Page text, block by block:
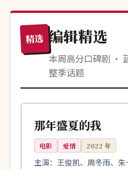
精选 编辑精选
本周高分口碑剧 ·
整季话题
中国
完结
那年盛夏的我
电影 爱情 2022 年
主演：王俊凯、周冬雨、朱